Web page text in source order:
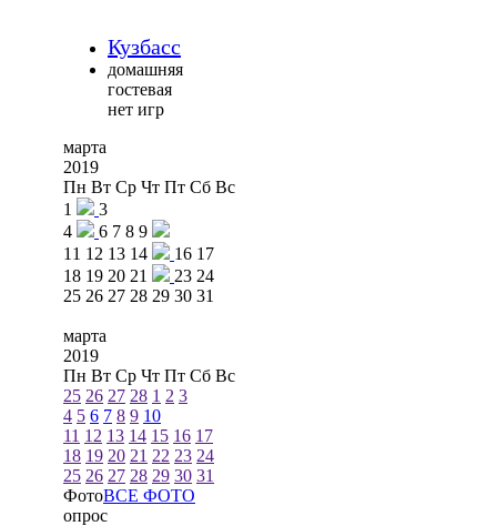
Кузбасс
домашняя
гостевая
нет игр
марта
2019
Пн Вт Ср Чт Пт Сб Вс
1
3
4
6 7 8 9
11 12 13 14 16 17
18 19 20 21 23 24
25 26 27 28 29 30 31
марта
2019
Пн Вт Ср Чт Пт Сб Вс
25 26 27 28 1 2 3
4 5 6 7 8 9 10
11 12 13 14 15 16 17
18 19 20 21 22 23 24
25 26 27 28 29 30 31
ФотоВСЕ ФОТО
опрос